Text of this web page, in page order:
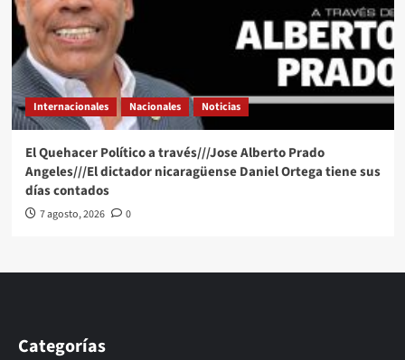
Internacionales Nacionales Noticias
El Quehacer Político a través///Jose Alberto Prado
Angeles///El dictador nicaragüense Daniel Ortega tiene sus
días contados
7 agosto, 2026 0
Categorías